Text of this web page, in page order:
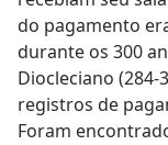
do pagamento
durante os 300
Diocleciano (284-
registros de
Foram